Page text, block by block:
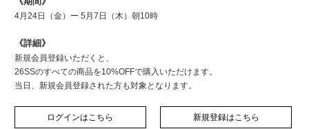
4月24日（金）ー 5月7日（木）朝10時
《詳細》
新規会員登録いただくと、
26SSのすべての商品を10%OFFで購入いただけます。
当日、新規会員登録された方も対象となります。
ログインはこちら
新規登録はこちら